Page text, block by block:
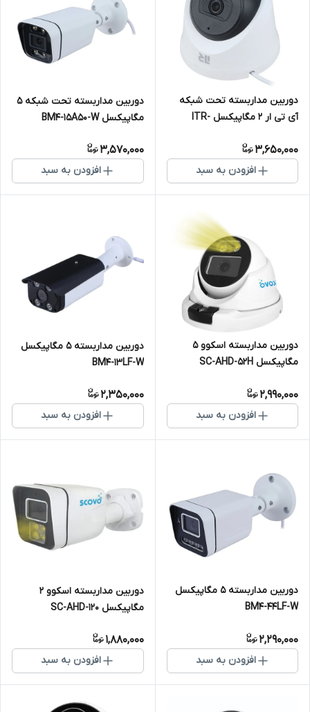
دوربین مداربسته تحت شبکه
آی تی ار 2 مگاپیکسل ITR-
3,650,000
افزودن به سبد
دوربین مداربسته تحت شبکه 5
مگاپیکسل BM4-15A50-W
3,570,000
افزودن به سبد
دوربین مداربسته اسکوو 5
مگاپیکسل SC-AHD-52H
2,990,000
افزودن به سبد
دوربین مداربسته 5 مگاپیکسل
BM4-13LF-W
2,350,000
افزودن به سبد
دوربین مداربسته 5 مگاپیکسل
BM4-44LF-W
2,290,000
افزودن به سبد
دوربین مداربسته اسکوو 2
مگاپیکسل SC-AHD-120
1,880,000
افزودن به سبد